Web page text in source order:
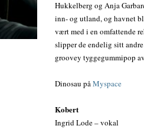
Hukkelberg og Anja
inn- og utland, og havnet
vært med i en omfattende
slipper de endelig sitt
groovey tyggegummipop
Dinosau påMyspace
Kobert
Ingrid Lode – vokal